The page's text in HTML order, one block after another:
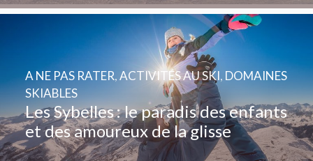
Les Sybelles : le paradis des enfants
et des amoureux de la glisse
A NE PAS RATER,ACTIVITÉS AU SKI, DOMAINES
SKIABLES